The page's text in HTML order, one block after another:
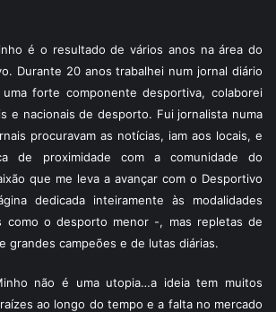
é o resultado de vários anos na área do
Durante 20 anos trabalhei num jornal diário
forte componente desportiva, colaborei
e nacionais de desporto. Fui jornalista numa
procuravam as notícias, iam aos locais, e
de proximidade com a comunidade do
que me leva a avançar com o Desportivo
dedicada inteiramente às modalidades
como o desporto menor -, mas repletas de
grandes campeões e de lutas diárias.
não é uma utopia…a ideia tem muitos
ao longo do tempo e a falta no mercado